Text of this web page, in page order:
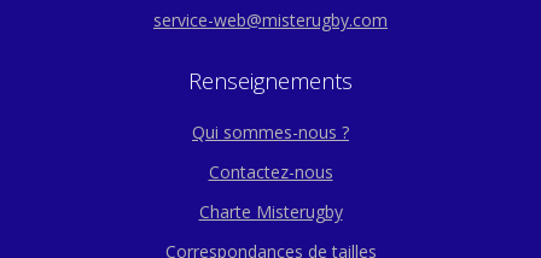
service-web@misterugby.com
Renseignements
Qui sommes-nous ?
Contactez-nous
Charte Misterugby
Correspondances de tailles